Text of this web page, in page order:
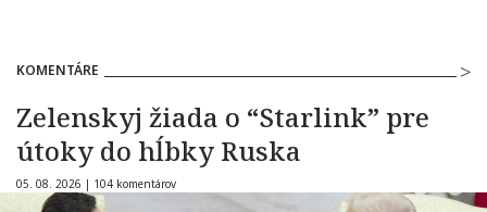
KOMENTÁRE
Zelenskyj žiada o “Starlink” pre
útoky do hĺbky Ruska
05. 08. 2026 | 104 komentárov